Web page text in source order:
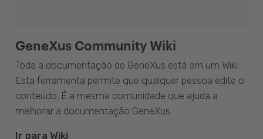
GeneXus Community Wiki
Toda a documentação de GeneXus está em um Wiki.
Esta ferramenta permite que qualquer pessoa edite o
conteúdo. É a mesma comunidade que ajuda a
melhorar a documentação GeneXus.
Ir para Wiki